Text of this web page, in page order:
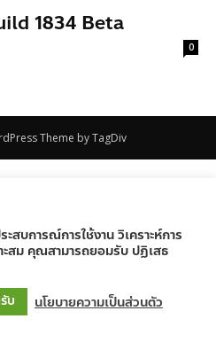
1834 Beta
0
Theme by TagDiv
สบการณ์การใช้งาน วิเคราะห์การ
ะสม คุณสามารถยอมรับ ปฏิเสธ
บ นโยบายความเป็นส่วนตัว